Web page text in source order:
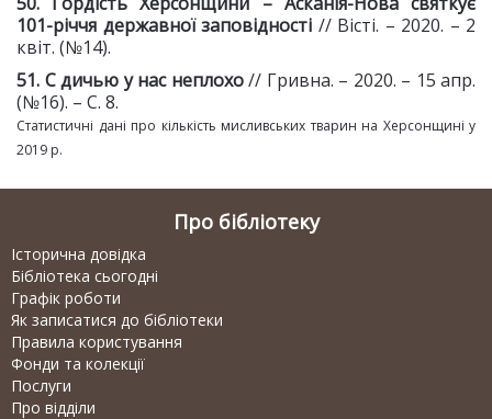
101-річчя державної заповідності // Вісті. – 2020. – 2
квіт. (№14).
51. С дичью у нас неплохо// Гривна. – 2020. – 15 апр.
(№16). – С. 8.
Статистичні дані про кількість мисливських тварин на Херсонщині у
2019 р.
Про бібліотеку
Історична довідка
Бібліотека сьогодні
Графік роботи
Як записатися до бібліотеки
Правила користування
Фонди та колекції
Послуги
Про відділи